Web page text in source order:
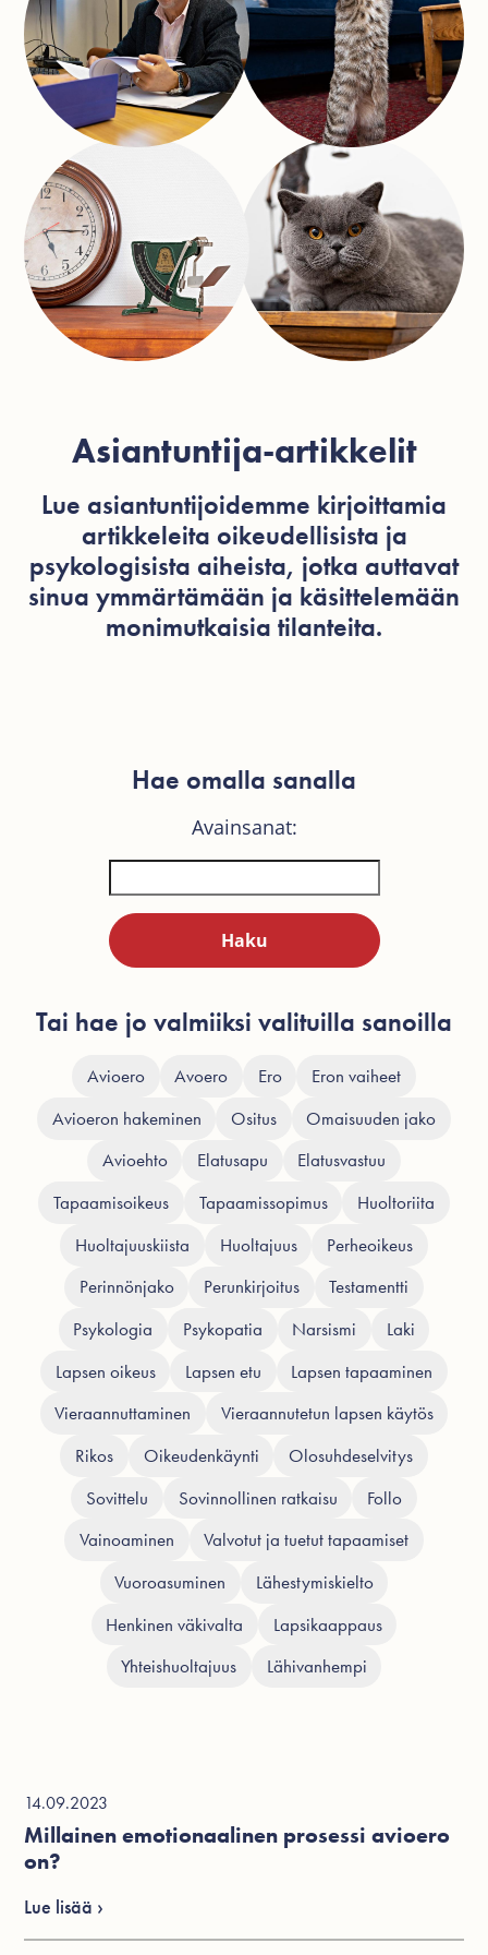
Asiantuntija-artikkelit
Lue asiantuntijoidemme kirjoittamia
artikkeleita oikeudellisista ja
psykologisista aiheista, jotka auttavat
sinua ymmärtämään ja käsittelemään
monimutkaisia tilanteita.
Hae omalla sanalla
Avainsanat:
Tai hae jo valmiiksi valituilla sanoilla
Avioero Avoero Ero
Eron vaiheet
Avioeron hakeminen
Ositus
Omaisuuden jako
Avioehto
Elatusapu
Elatusvastuu
Tapaamisoikeus
Tapaamissopimus
Huoltoriita
Huoltajuuskiista
Huoltajuus
Perheoikeus
Perinnönjako
Perunkirjoitus
Testamentti
Psykologia
Psykopatia Narsismi
Laki
Lapsen oikeus
Lapsen etu
Lapsen tapaaminen
Vieraannuttaminen
Vieraannutetun lapsen käytös
Rikos
Oikeudenkäynti
Olosuhdeselvitys
Sovittelu
Sovinnollinen ratkaisu
Follo
Vainoaminen
Valvotut ja tuetut tapaamiset
Vuoroasuminen
Lähestymiskielto
Henkinen väkivalta
Lapsikaappaus
Yhteishuoltajuus
Lähivanhempi
14.09.2023
Millainen emotionaalinen prosessi avioero
on?
Lue lisää ›